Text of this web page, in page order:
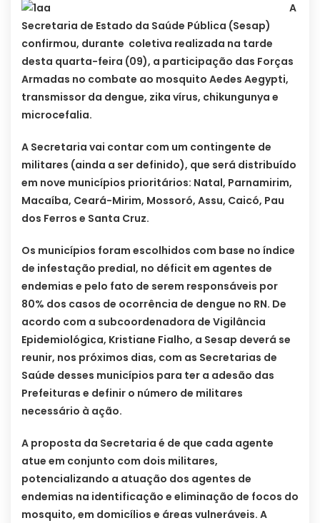
A
Secretaria de Estado da Saúde Pública (Sesap)
confirmou, durante coletiva realizada na tarde
desta quarta-feira (09), a participação das Forças
Armadas no combate ao mosquito Aedes Aegypti,
transmissor da dengue, zika vírus, chikungunya e
microcefalia.
A Secretaria vai contar com um contingente de
militares (ainda a ser definido), que será distribuído
em nove municípios prioritários: Natal, Parnamirim,
Macaíba, Ceará-Mirim, Mossoró, Assu, Caicó, Pau
dos Ferros e Santa Cruz.
Os municípios foram escolhidos com base no índice
de infestação predial, no déficit em agentes de
endemias e pelo fato de serem responsáveis por
80% dos casos de ocorrência de dengue no RN. De
acordo com a subcoordenadora de Vigilância
Epidemiológica, Kristiane Fialho, a Sesap deverá se
reunir, nos próximos dias, com as Secretarias de
Saúde desses municípios para ter a adesão das
Prefeituras e definir o número de militares
necessário à ação.
A proposta da Secretaria é de que cada agente
atue em conjunto com dois militares,
potencializando a atuação dos agentes de
endemias na identificação e eliminação de focos do
mosquito, em domicílios e áreas vulneráveis. A